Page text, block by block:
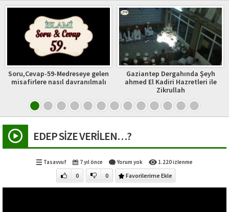
Soru,Cevap-59-Medreseye gelen
misafirlere nasıl davranılmalı
Gaziantep Dergahında Şeyh
ahmed El Kadiri Hazretleri ile
Zikrullah
EDEP SİZE VERİLEN…?
Tasavvuf 7 yıl önce Yorum yok 1.220 izlenme
0 0 Favorilerime Ekle